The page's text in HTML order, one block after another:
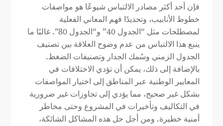
فإن أحد أكثر مصادر الالتباس شيوعًا هو مواصفات
خطوط الأنابيب، وتحديدًا فهم المعاني الفعلية
لمصطلحات مثل “الجدول 40” و“الجدول 80”. غالبًا ما
ينبع هذا الالتباس من عدم وضوح العلاقة بين تصنيف
الجدول الزمني وسُمك الجدار وتصنيفات الضغط.
بالإضافة إلى ذلك، يمكن أن تؤدي الاختلافات في
المعايير الوطنية عبر المناطق إلى اختيار المواصفات
بشكل غير صحيح، مما يؤدي إلى تجاوزات غير ضرورية
في التكاليف وتأخيرات في المشروع وحتى مخاطر
أمنية خطيرة. ومن أجل حل هذه المشاكل الشائكة،